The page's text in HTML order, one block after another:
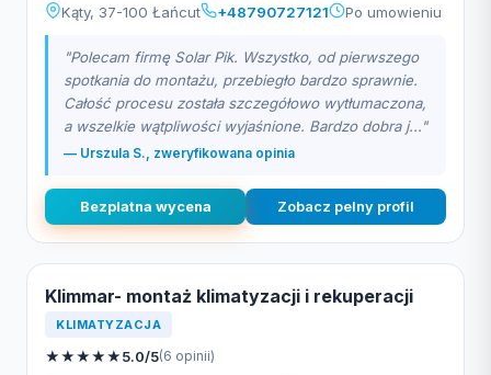
Kąty, 37-100 Łańcut +48790727121 Po umowieniu
"Polecam firmę Solar Pik. Wszystko, od pierwszego
spotkania do montażu, przebiegło bardzo sprawnie.
Całość procesu została szczegółowo wytłumaczona,
a wszelkie wątpliwości wyjaśnione. Bardzo dobra j..."
— Urszula S., zweryfikowana opinia
Bezplatna wycena Zobacz pelny profil
Klimmar- montaż klimatyzacji i rekuperacji
KLIMATYZACJA
★★★★★5.0/5(6 opinii)